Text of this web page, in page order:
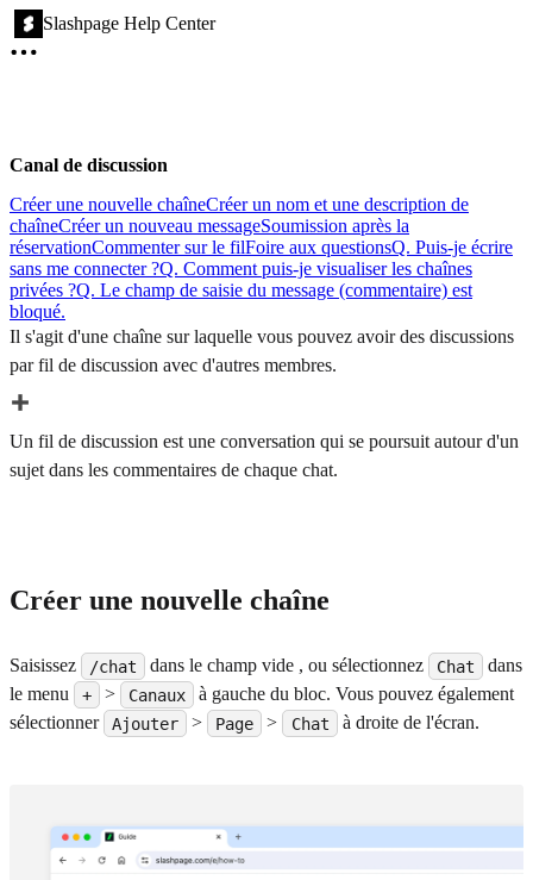
Slashpage Help Center
Canal de discussion
Créer une nouvelle chaîneCréer un nom et une description de
chaîneCréer un nouveau messageSoumission après la
réservationCommenter sur le filFoire aux questionsQ. Puis-je écrire
sans me connecter ?Q. Comment puis-je visualiser les chaînes
privées ?Q. Le champ de saisie du message (commentaire) est
bloqué.
Il s'agit d'une chaîne sur laquelle vous pouvez avoir des discussions
par fil de discussion avec d'autres membres.
Un fil de discussion est une conversation qui se poursuit autour d'un
sujet dans les commentaires de chaque chat.
Créer une nouvelle chaîne
Saisissez /chat dans le champ vide , ou sélectionnez Chat
dans
le menu
+ > Canaux
à gauche du bloc. Vous pouvez également
sélectionner
Ajouter > Page > Chat à droite de l'écran.